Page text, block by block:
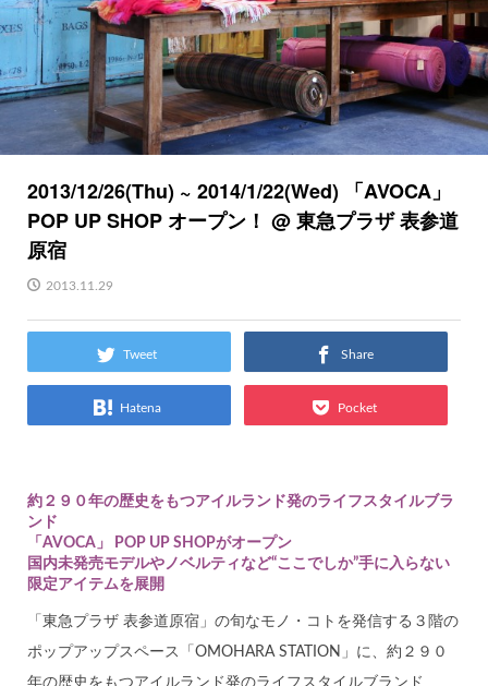
2013/12/26(Thu) ~ 2014/1/22(Wed) 「AVOCA」
POP UP SHOP オープン！ @ 東急プラザ 表参道
原宿
2013.11.29
Tweet Share
Hatena Pocket
約２９０年の歴史をもつアイルランド発のライフスタイルブラ
ンド
「AVOCA」 POP UP SHOPがオープン
国内未発売モデルやノベルティなど“ここでしか”手に入らない
限定アイテムを展開
「東急プラザ 表参道原宿」の旬なモノ・コトを発信する３階の
ポップアップスペース「OMOHARA STATION」に、約２９０